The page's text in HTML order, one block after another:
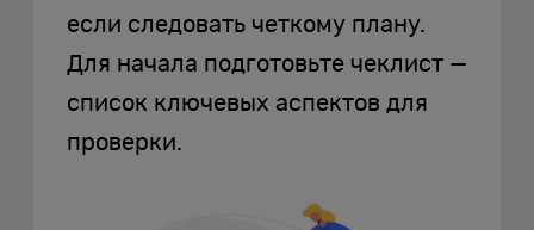
если следовать четкому плану.
Для начала подготовьте чеклист —
список ключевых аспектов для
проверки.